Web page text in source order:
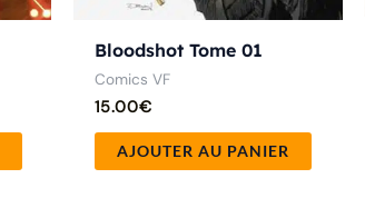
page
Bloodshot Tome 01
Comics VF
15.00€
AJOUTER AU PANIER